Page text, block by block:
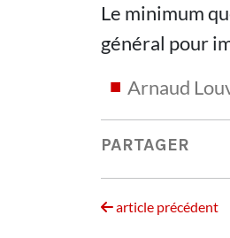
Le minimum
général pour
Arnaud
PARTAGER
article précédent